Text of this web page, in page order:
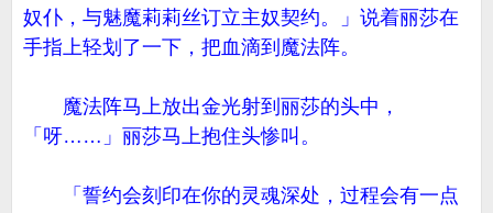
奴仆，与魅魔莉莉丝订立主奴契约。」说着丽莎在
手指上轻划了一下，把血滴到魔法阵。
魔法阵马上放出金光射到丽莎的头中，
「呀……」丽莎马上抱住头惨叫。
「誓约会刻印在你的灵魂深处，过程会有一点